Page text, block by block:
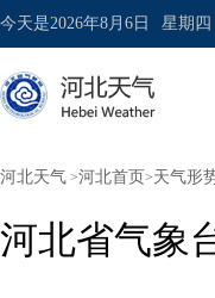
今天是2026年8月6日 星期四
河北天气 >河北首页 >天气形
河北省气象